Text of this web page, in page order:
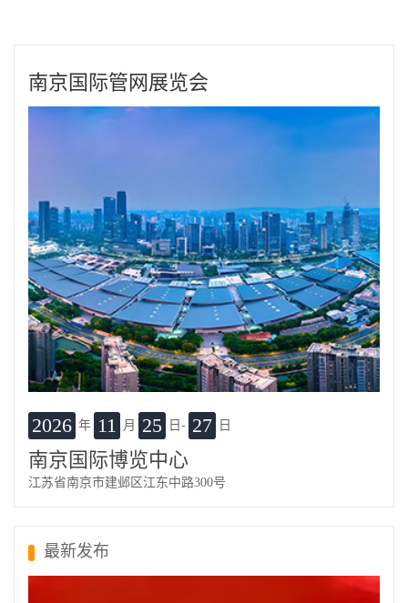
南京国际管网展览会
2026 年 11 月 25 日- 27 日
南京国际博览中心
江苏省南京市建邺区江东中路300号
最新发布